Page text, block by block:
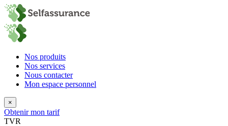
Nos produits
Nos services
Nous contacter
Mon espace personnel
×
Obtenir mon tarif
TVR